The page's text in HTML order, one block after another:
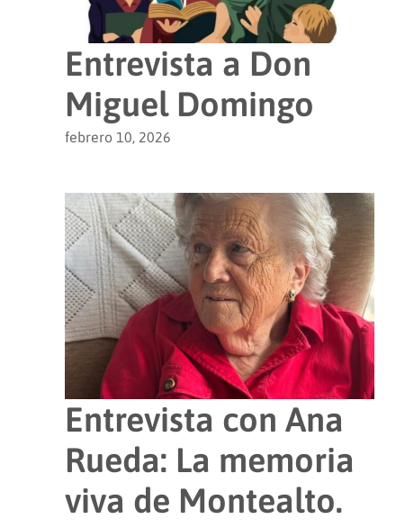
Entrevista a Don
Miguel Domingo
febrero 10, 2026
Entrevista con Ana
Rueda: La memoria
viva de Montealto.